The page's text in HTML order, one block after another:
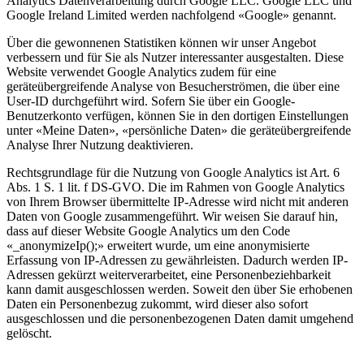
Google Ireland Limited werden nachfolgend «Google» genannt.
Über die gewonnenen Statistiken können wir unser Angebot
verbessern und für Sie als Nutzer interessanter ausgestalten. Diese
Website verwendet Google Analytics zudem für eine
geräteübergreifende Analyse von Besucherströmen, die über eine
User-ID durchgeführt wird. Sofern Sie über ein Google-
Benutzerkonto verfügen, können Sie in den dortigen Einstellungen
unter «Meine Daten», «persönliche Daten» die geräteübergreifende
Analyse Ihrer Nutzung deaktivieren.
Rechtsgrundlage für die Nutzung von Google Analytics ist Art. 6
Abs. 1 S. 1 lit. f DS-GVO. Die im Rahmen von Google Analytics
von Ihrem Browser übermittelte IP-Adresse wird nicht mit anderen
Daten von Google zusammengeführt. Wir weisen Sie darauf hin,
dass auf dieser Website Google Analytics um den Code
«_anonymizeIp();» erweitert wurde, um eine anonymisierte
Erfassung von IP-Adressen zu gewährleisten. Dadurch werden IP-
Adressen gekürzt weiterverarbeitet, eine Personenbeziehbarkeit
kann damit ausgeschlossen werden. Soweit den über Sie erhobenen
Daten ein Personenbezug zukommt, wird dieser also sofort
ausgeschlossen und die personenbezogenen Daten damit umgehend
gelöscht.